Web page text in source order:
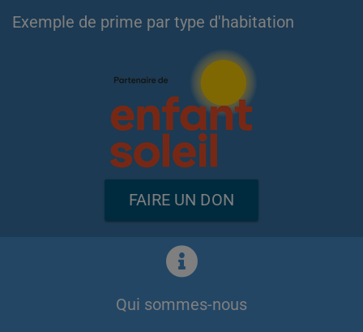
Exemple de prime par type d'habitation
FAIRE UN DON
Qui sommes-nous